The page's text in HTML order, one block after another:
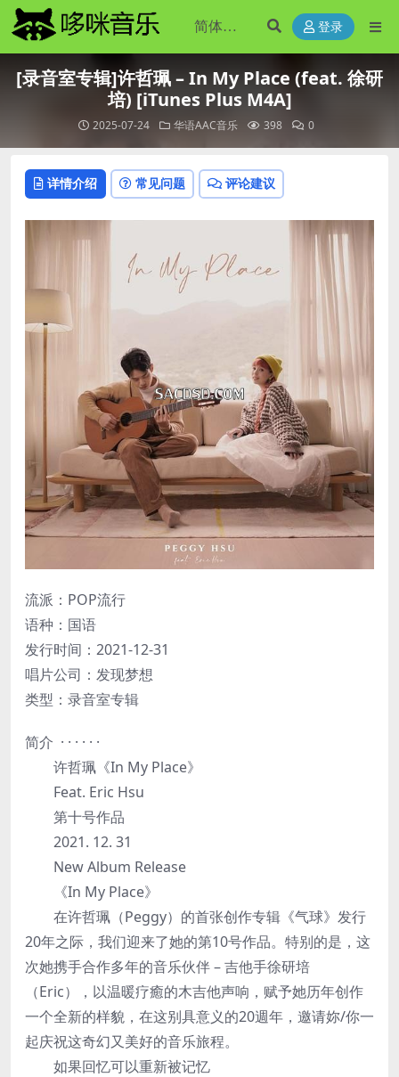
登录
[录音室专辑]许哲珮 – In My Place (feat. 徐研
培) [iTunes Plus M4A]
2025-07-24 华语AAC音乐 398 0
详情介绍 常见问题 评论建议
流派：POP流行
语种：国语
发行时间：2021-12-31
唱片公司：发现梦想
类型：录音室专辑
简介 · · · · · ·
许哲珮《In My Place》
Feat. Eric Hsu
第十号作品
2021. 12. 31
New Album Release
《In My Place》
在许哲珮（Peggy）的首张创作专辑《气球》发行
20年之际，我们迎来了她的第10号作品。特别的是，这
次她携手合作多年的音乐伙伴 – 吉他手徐研培
（Eric），以温暖疗癒的木吉他声响，赋予她历年创作
一个全新的样貌，在这别具意义的20週年，邀请妳/你一
起庆祝这奇幻又美好的音乐旅程。
如果回忆可以重新被记忆